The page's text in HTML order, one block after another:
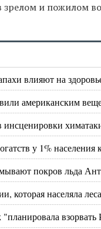
и пожилом
влияют на
американским
инсценировки
у 1% населения
покров льда
которая населяла
взорвать